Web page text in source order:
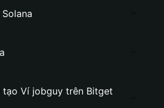
tạo Ví jobguy trên Bitget